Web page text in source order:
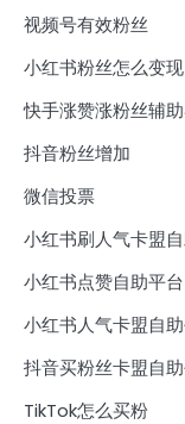
视频号有效粉丝
小红书粉丝怎么变现
快手涨赞涨粉丝辅
抖音粉丝增加
微信投票
小红书刷人气卡盟
小红书点赞自助平台
小红书人气卡盟自
抖音买粉丝卡盟自
TikTok怎么买粉